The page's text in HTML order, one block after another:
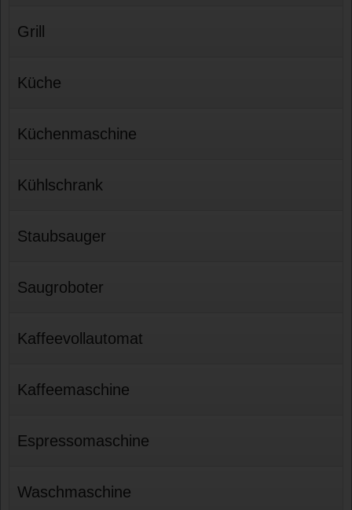
Grill
Küche
Küchenmaschine
Kühlschrank
Staubsauger
Saugroboter
Kaffeevollautomat
Kaffeemaschine
Espressomaschine
Waschmaschine